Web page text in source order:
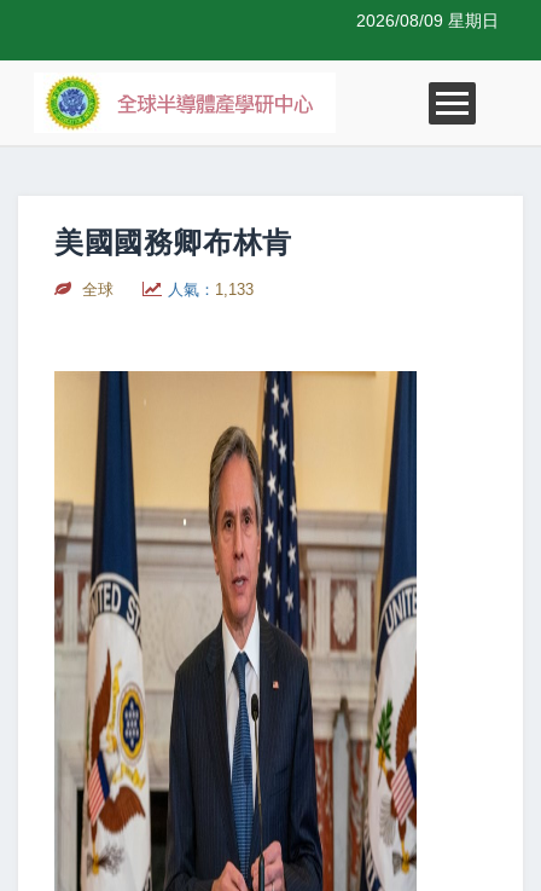
2026/08/09 星期日
美國國務卿布林肯
全球 人氣： 1,133